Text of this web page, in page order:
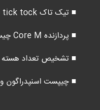
■ تیک تاک tick tock اینتل چیست
■ پردازنده Core M چیست ؟
■ تشخیص تعداد هسته
■ چیپست اسنپدراگون